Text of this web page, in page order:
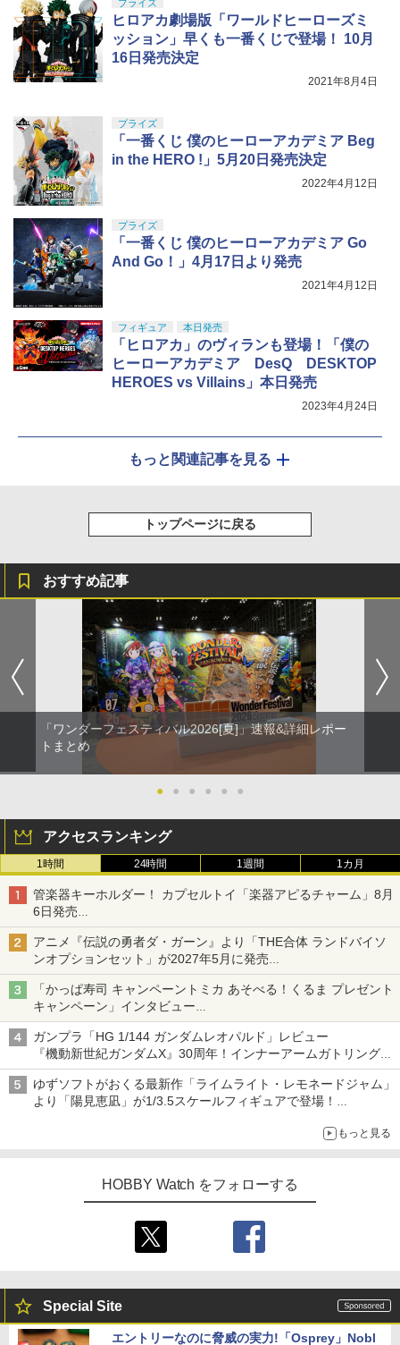
￥1,400
5
TAMASHII NATIONS S.H.フィギュアー
ツ 攻殻機動隊 THE GHOST IN THE SHE
LL 草薙素子 約140mm PVC&ABS製 塗
装済み可動フィギュア
30MS Fate/Grand Order アルトリア・
キャスター 色分け済みプラモデル
￥7,800
￥2,666
8ml ホビー用仕上材 B603
￥710
プライズ
ヒロアカ劇場版「ワールドヒーローズミ
ッション」早くも一番くじで登場！ 10月
16日発売決定
2021年8月4日
プライズ
「一番くじ 僕のヒーローアカデミア Beg
in the HERO !」5月20日発売決定
2022年4月12日
プライズ
「一番くじ 僕のヒーローアカデミア Go
And Go！」4月17日より発売
2021年4月12日
フィギュア 本日発売
「ヒロアカ」のヴィランも登場！「僕の
ヒーローアカデミア DesQ DESKTOP
HEROES vs Villains」本日発売
2023年4月24日
もっと関連記事を見る
トップページに戻る
おすすめ記事
「ワンダーフェスティバル2026[夏]」速報&詳細レポー
トまとめ
● ● ● ● ● ●
アクセスランキング
1時間 24時間 1週間 1カ月
管楽器キーホルダー！ カプセルトイ「楽器アピるチャーム」8月
6日発売
チューバ、テナサクなど5種各3色
アニメ『伝説の勇者ダ・ガーン』より「THE合体 ランドバイソ
ンオプションセット」が2027年5月に発売
「THE合体ランドバイソン」と連動するオプションパーツセット
「かっぱ寿司 キャンペーントミカ あそべる！くるま プレゼント
キャンペーン」インタビュー
子どもが楽しめるかっぱ寿司ならではの体験とコラボの楽しさを
追求
ガンプラ「HG 1/144 ガンダムレオパルド」レビュー
『機動新世紀ガンダムX』30周年！インナーアームガトリングの
変形機構まで再現し最新フォーマットでキット化！
ゆずソフトがおくる最新作「ライムライト・レモネードジャム」
より「陽見恵凪」が1/3.5スケールフィギュアで登場！
もっと見る
HOBBY Watch をフォローする
Special Site
エントリーなのに脅威の実力!「Osprey」Nobl